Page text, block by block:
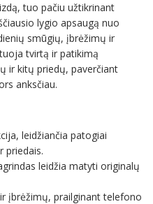
tuo pačiu užtikrinant
lygio apsaugą nuo
smūgių, įbrėžimų ir
tvirtą ir patikimą
ir kitų priedų, paverčiant
anksčiau.
leidžiančia patogiai
priedais.
leidžia matyti originalų
įbrėžimų, prailginant telefono